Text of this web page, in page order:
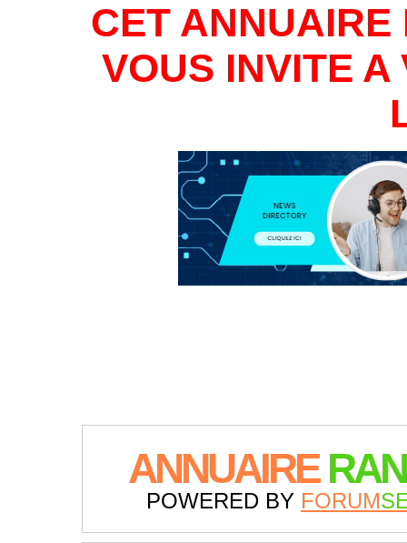
CET
VOUS INVITE A
ANNUAIRE
POWERED BY FORUM